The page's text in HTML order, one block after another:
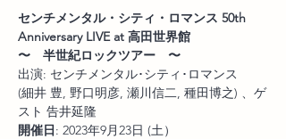
センチメンタル・シティ・ロマンス 50th
Anniversary LIVE at 高田世界館
〜　半世紀ロックツアー　〜
出演: センチメンタル･シティ･ロマンス
(細井 豊, 野口明彦, 瀬川信二, 種田博之) 、ゲ
スト 告井延隆
開催日: 2023年9月23日 (土）